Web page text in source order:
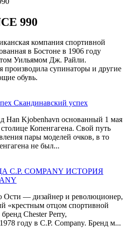
990
компания спортивной
в Бостоне в 1906 году
Уильямом Дж. Райли.
производила супинаторы и другие
обувь.
Скандинавский успех
Han Kjobenhavn основанный 1 мая
Копенгагена. Свой путь
пары моделей очков, в то
не был...
ИСТОРИЯ
Ости — дизайнер и революционер,
«крестным отцом спортивной
Chester Perry,
году в C.P. Company. Бренд м...